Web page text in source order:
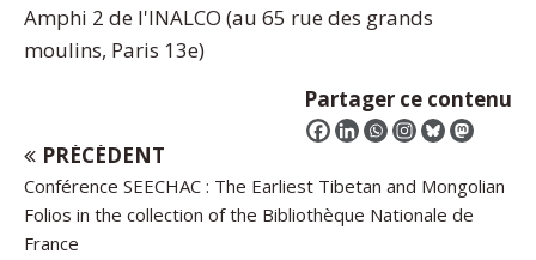
Amphi 2 de l'INALCO (au 65 rue des grands
moulins, Paris 13e)
Partager ce contenu
PRÉCÉDENT
Conférence SEECHAC : The Earliest Tibetan and Mongolian
Folios in the collection of the Bibliothèque Nationale de
France